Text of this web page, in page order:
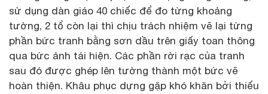
sử dụng dàn giáo 40 chiếc để đo từng khoảng
tường, 2 tổ còn lại thì chịu trách nhiệm vẽ lại từng
phần bức tranh bằng sơn dầu trên giấy toan thông
qua bức ảnh tái hiện. Các phần rời rạc của tranh
sau đó được ghép lên tường thành một bức vẽ
hoàn thiện. Khâu phục dựng gặp khó khăn bởi thiếu